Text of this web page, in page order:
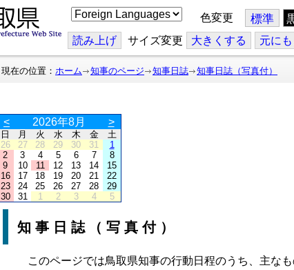
こ
の
ジ
を
翻
色変更 標準
読み上げ サイズ変更 大きくする 元に
現在の位置： ホーム 知事のページ 知事日誌 知事日誌（写真付）
< 2026年8月 >
日 月 火 水 木 金
土
26
27 28 29 30 31
1
2
3 4 5 6 7
8
9
10 11 12 13 14
15
16
17 18 19 20 21
22
23
24 25 26 27 28
29
30
31 1 2 3 4 5
知事日誌（写真付）
このページでは鳥取県知事の行動日程のうち、主な